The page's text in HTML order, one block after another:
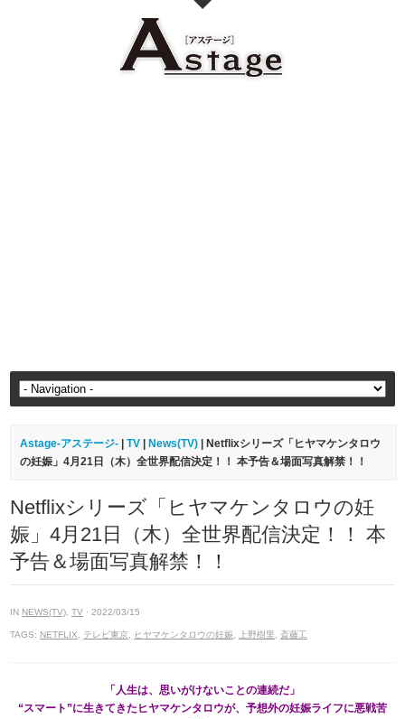
Astage-アステージ- |TV News(TV) | Netflixシリーズ「ヒヤマケンタロウ
の妊娠」4月21日（木）全世界配信決定！！ 本予告＆場面写真解禁！！
Netflixシリーズ「ヒヤマケンタロウの妊
娠」4月21日（木）全世界配信決定！！ 本
予告＆場面写真解禁！！
IN NEWS(TV) ,TV · 2022/03/15
TAGS: NETFLIX テレビ東京 ヒヤマケンタロウの妊娠 上野樹里 斎藤工
「人生は、思いがけないことの連続だ」
“スマート”に生きてきたヒヤマケンタロウが、予想外の妊娠ライフに悪戦苦